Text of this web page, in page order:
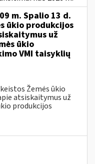
m. Spalio 13 d.
ūkio produkcijos
už
ūkio
VMI taisyklių
Žemės ūkio
atsiskaitymus už
produkcijos